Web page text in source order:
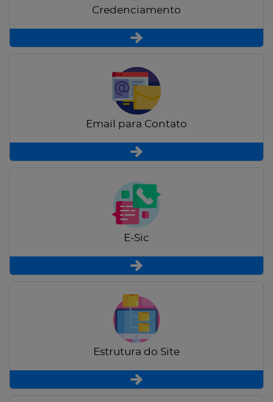
Credenciamento
Email para Contato
E-Sic
Estrutura do Site